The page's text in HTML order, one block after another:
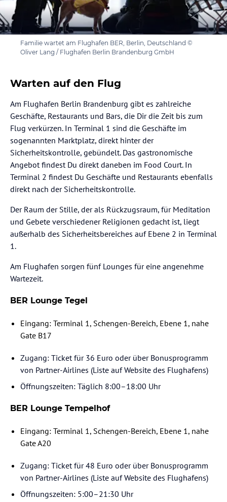
Familie wartet am Flughafen BER, Berlin, Deutschland ©
Oliver Lang / Flughafen Berlin Brandenburg GmbH
Warten auf den Flug
Am Flughafen Berlin Brandenburg gibt es zahlreiche
Geschäfte, Restaurants und Bars, die Dir die Zeit bis zum
Flug verkürzen. In Terminal 1 sind die Geschäfte im
sogenannten Marktplatz, direkt hinter der
Sicherheitskontrolle, gebündelt. Das gastronomische
Angebot findest Du direkt daneben im Food Court. In
Terminal 2 findest Du Geschäfte und Restaurants ebenfalls
direkt nach der Sicherheitskontrolle.
Der Raum der Stille, der als Rückzugsraum, für Meditation
und Gebete verschiedener Religionen gedacht ist, liegt
außerhalb des Sicherheitsbereiches auf Ebene 2 in Terminal
1.
Am Flughafen sorgen fünf Lounges für eine angenehme
Wartezeit.
BER Lounge Tegel
Eingang: Terminal 1, Schengen-Bereich, Ebene 1, nahe
Gate B17
Zugang: Ticket für 36 Euro oder über Bonusprogramm
von Partner-Airlines (Liste auf Website des Flughafens)
Öffnungszeiten: Täglich 8:00–18:00 Uhr
BER Lounge Tempelhof
Eingang: Terminal 1, Schengen-Bereich, Ebene 1, nahe
Gate A20
Zugang: Ticket für 48 Euro oder über Bonusprogramm
von Partner-Airlines (Liste auf Website des Flughafens)
Öffnungszeiten: 5:00–21:30 Uhr